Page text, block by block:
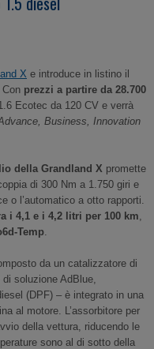
X e introduce in listino il
Con prezzi a partire da 28.700
Ecotec da 120 CV e verrà
Business, Innovation
della Grandland X promette
di 300 Nm a 1.750 giri e
o l’automatico a otto rapporti.
i 4,1 e i 4,2 litri per 100 km,
Temp.
da un catalizzatore di
soluzione AdBlue,
(DPF) – è integrato in una
al motore. L’assorbitore per
della vettura, riducendo le
sono al di sotto della